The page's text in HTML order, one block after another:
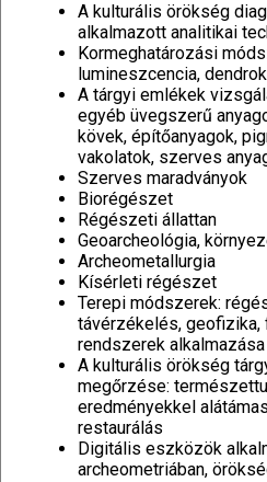
A kulturális örökség
alkalmazott analitikai
Kormeghatározási
lumineszcencia,
A tárgyi emlékek
egyéb üvegszerű
kövek, építőanyagok,
vakolatok, szerves
Szerves maradványok
Biorégészet
Régészeti állattan
Geoarcheológia,
Archeometallurgia
Kísérleti régészet
Terepi módszerek:
távérzékelés,
rendszerek alkalmazása
A kulturális örökség
megőrzése:
eredményekkel
restaurálás
Digitális eszközök
archeometriában,